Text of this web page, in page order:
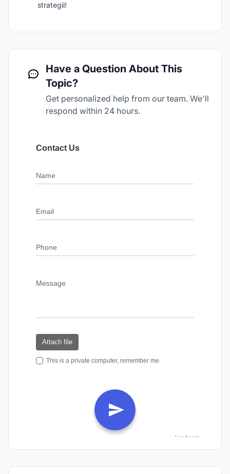
strategii!
Have a Question About This
Topic?
Get personalized help from our team. We'll
respond within 24 hours.